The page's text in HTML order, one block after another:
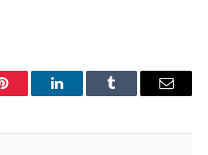
Pinterest LinkedInTumblr Email